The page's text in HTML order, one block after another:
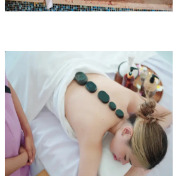
到身心的全面
带来难忘的旅游